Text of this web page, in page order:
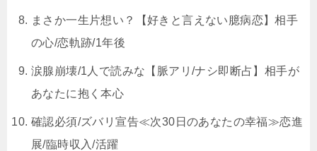
まさか一生片想い？【好きと言えない臆病恋】相手
の心/恋軌跡/1年後
涙腺崩壊/1人で読みな【脈アリ/ナシ即断占】相手が
あなたに抱く本心
確認必須/ズバリ宣告≪次30日のあなたの幸福≫恋進
展/臨時収入/活躍